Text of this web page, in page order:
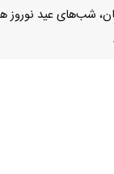
شب‌های عید